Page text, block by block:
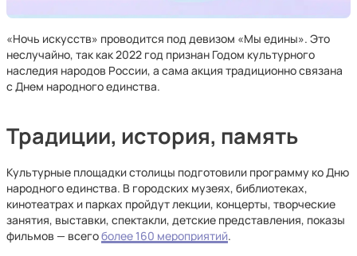
«Ночь искусств» проводится под девизом «Мы едины». Это
неслучайно, так как 2022 год признан Годом культурного
наследия народов России, а сама акция традиционно связана
с Днем народного единства.
Традиции, история, память
Культурные площадки столицы подготовили программу ко Дню
народного единства. В городских музеях, библиотеках,
кинотеатрах и парках пройдут лекции, концерты, творческие
занятия, выставки, спектакли, детские представления, показы
фильмов — всегоболее 160 мероприятий.